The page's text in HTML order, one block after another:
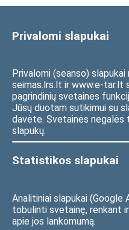
Privalomi slapukai
Privalomi (seanso) slapukai
seimas.lrs.lt ir www.e-tar.lt
pagrindinių svetainės
Jūsų duotam sutikimui su
davėte. Svetainės negalės
slapukų.
Statistikos slapukai
Analitiniai slapukai (Google
tobulinti svetainę, renkant
apie jos lankomumą.
Seimo
Pradžia